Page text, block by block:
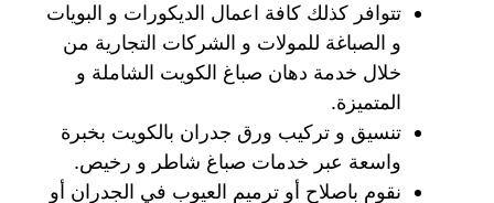
تتوافر كذلك كافة اعمال الديكورات و البويات
و الصباغة للمولات و الشركات التجارية من
خلال خدمة دهان صباغ الكويت الشاملة و
المتميزة.
تنسيق و تركيب ورق جدران بالكويت بخبرة
واسعة عبر خدمات صباغ شاطر و رخيص.
نقوم باصلاح أو ترميم العيوب في الجدران أو